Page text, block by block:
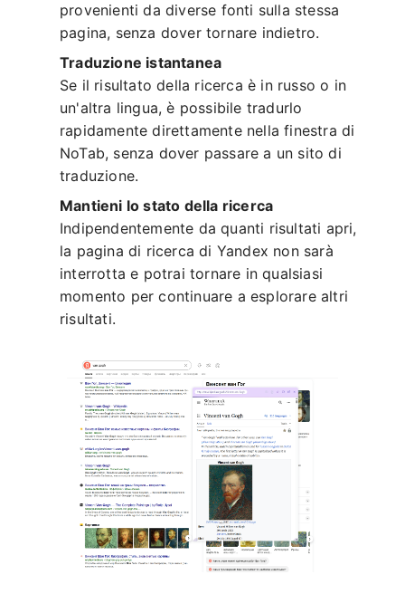
provenienti da diverse fonti sulla stessa
pagina, senza dover tornare indietro.
Traduzione istantanea
Se il risultato della ricerca è in russo o in
un'altra lingua, è possibile tradurlo
rapidamente direttamente nella finestra di
NoTab, senza dover passare a un sito di
traduzione.
Mantieni lo stato della ricerca
Indipendentemente da quanti risultati apri,
la pagina di ricerca di Yandex non sarà
interrotta e potrai tornare in qualsiasi
momento per continuare a esplorare altri
risultati.